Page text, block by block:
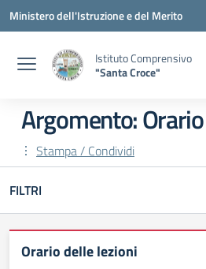
Vai ai contenuti
Vai al menu di navigazione
Vai al footer
Ministero dell'Istruzione e del Merito
Istituto Comprensivo
"Santa Croce"
Argomento: Orario
Stampa / Condividi
FILTRI
Orario delle lezioni